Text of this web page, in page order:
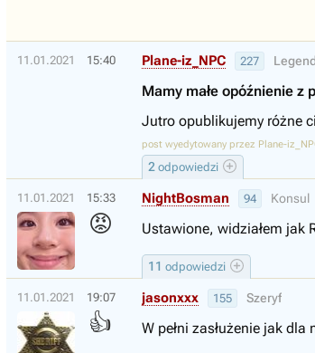
11.01.2021 15:40
2 odpowiedzi
Plane-iz_NPC 227 Legend
Mamy małe opóźnienie z
Jutro opublikujemy różne
post wyedytowany przez Plane-
11.01.2021 15:33
😡
11 odpowiedzi
NightBosman 94 Konsul
Ustawione, widziałem jak
11.01.2021 19:07
👍
jasonxxx 155 Szeryf
W pełni zasłużenie jak